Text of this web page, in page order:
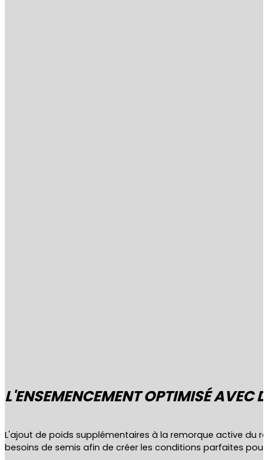
L'ENSEMENCEMENT OPTIMISÉ AVEC
L'ajout de poids supplémentaires à la remorque active du
besoins de semis afin de créer les conditions parfaites